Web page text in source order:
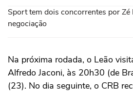
Sport tem dois concorrentes por Zé
negociação
Na próxima rodada, o Leão
Alfredo Jaconi, às 20h30 (de
(23). No dia seguinte, o CRB